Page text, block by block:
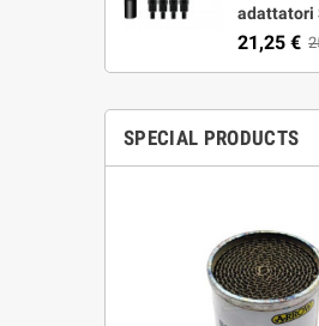
adattatori
21,25 €
SPECIAL PRODUCTS